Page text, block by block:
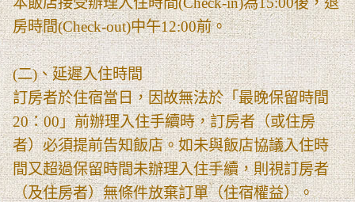
房時間(Check-out)中午12:00前。
(二)、延遲入住時間
訂房者於住宿當日，因故無法於「最晚保留時間
20：00」前辦理入住手續時，訂房者（或住房
者）必須提前告知飯店。如未與飯店協議入住時
間又超過保留時間未辦理入住手續，則視訂房者
（及住房者）無條件放棄訂單（住宿權益）。